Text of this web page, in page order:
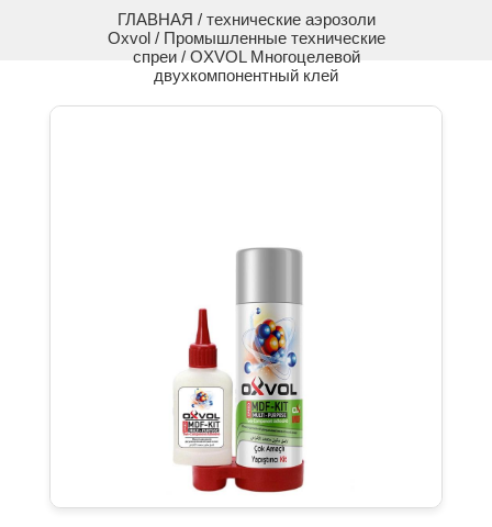
ГЛАВНАЯ / технические аэрозоли
Oxvol / Промышленные технические
спреи / OXVOL Многоцелевой
двухкомпонентный клей